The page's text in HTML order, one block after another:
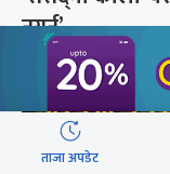
नगर्नू’
ताजा अपडेट